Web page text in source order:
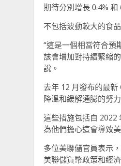
期待分別增長 0.4% 和
不包括波動較大的食
“這是一個相當符合預
該會增加對持續緊縮
說。
去年 12 月發布的最
降溫和緩解通膨的努
這些措施包括自 2022
為他們擔心這會導致
多位美聯儲官員表示
美聯儲貨幣政策和經